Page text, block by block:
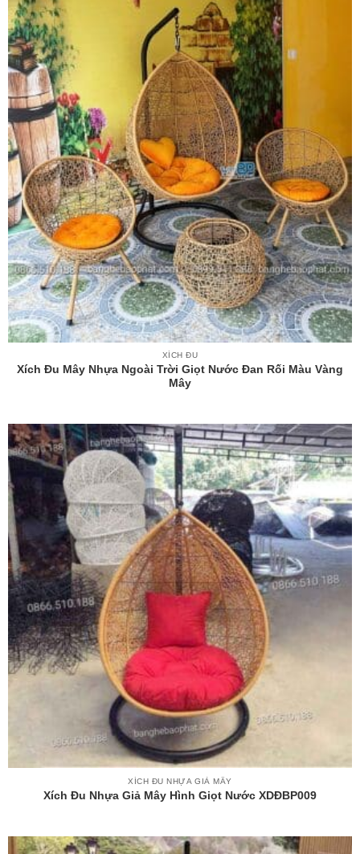
XÍCH ĐU
Xích Đu Mây Nhựa Ngoài Trời Giọt Nước Đan Rối Màu Vàng
Mây
XÍCH ĐU NHỰA GIẢ MÂY
Xích Đu Nhựa Giả Mây Hình Giọt Nước XDĐBP009